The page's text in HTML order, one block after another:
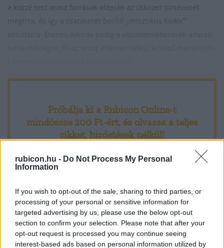
rubicon.hu - Do Not Process My Personal
Information
If you wish to opt-out of the sale, sharing to third parties, or
processing of your personal or sensitive information for
targeted advertising by us, please use the below opt-out
section to confirm your selection. Please note that after your
opt-out request is processed you may continue seeing
interest-based ads based on personal information utilized by
a közzé tett orosz források alapján az ütközet történetét
évtizedekkel későbbi időből származik, és nem elsősorban
magával az ütközettel, hanem a küzdelemben részt sem vett
Petőfi eltűnésével foglalkozik. Ahogy múltak az esztendők,
az ütközet résztvevőinek vagy csupán szemtanúinak az
emlékei megfakultak, a hangsúlyok eltolódtak, az árnyalatok
információk saját élményként épültek be. Azok a tanúk
pedig, akik Petőfit menekülni, elesni látták, egyre
szaporodtak. Mint azok is, akik a költőt menteni próbálták.
Vagyis annak az óhajnak, hogy meg kell találni a költő sírját,
Próbálja ki a Rubicon Online-t
mindössze 200 Ft-ért, és olvassa a teljes
cikket, hirdetések nélkül!
Előfizetőként korlátlan hozzáférést kap
A legújabb Rubicon-lapszámok
Több mint 370 korábbi lapszámunk
tartalma